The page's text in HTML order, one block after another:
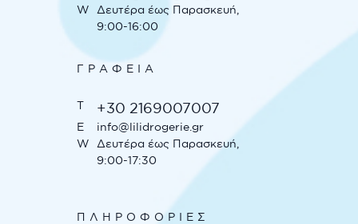
W
Δευτέρα έως Παρασκευή,
9:00-16:00
ΓΡΑΦΕΊΑ
T +30 2169007007
E
info@lilidrogerie.gr
W
Δευτέρα έως Παρασκευή,
9:00-17:30
ΠΛΗΡΟΦΟΡΙΕΣ